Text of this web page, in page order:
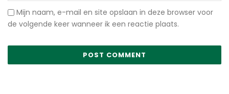
Mijn naam, e-mail en site opslaan in deze browser voor
de volgende keer wanneer ik een reactie plaats.